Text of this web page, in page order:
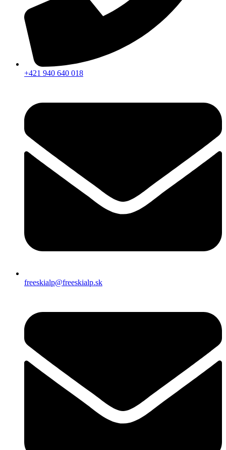
+421 940 640 018
freeskialp@freeskialp.sk